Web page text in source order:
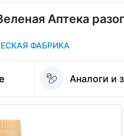
Аптека
ФАБРИКА
Аналоги и